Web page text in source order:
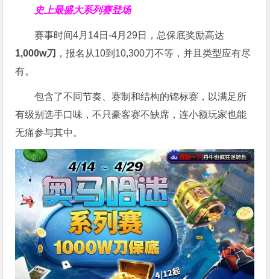
史上最盛大系列赛登场
赛事时间4月14日-4月29日，总保底奖励高达
1,000w刀 ，报名从10到10,300刀不等，并且类型应有尽
有。
包含了不同节奏、赛制和结构的锦标赛，以满足所
有级别选手口味，不只豪客赛不缺席，连小额玩家也能
无痛参与其中。